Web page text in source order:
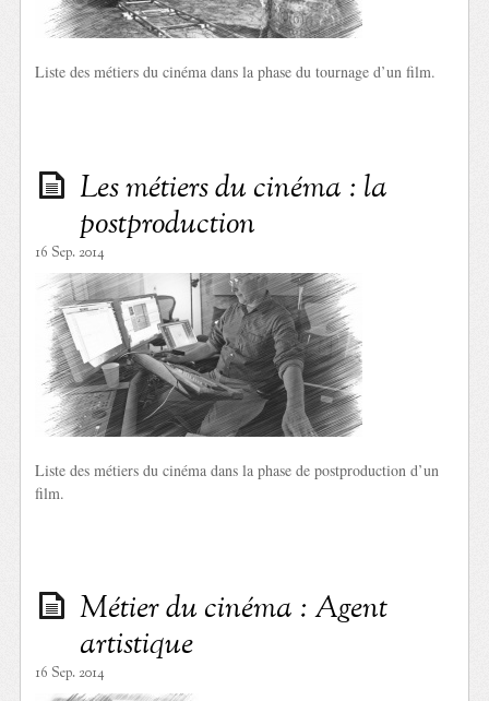
Liste des métiers du cinéma dans la phase du tournage d’un film.
Les métiers du cinéma : la
postproduction
16 Sep. 2014
Liste des métiers du cinéma dans la phase de postproduction d’un
film.
Métier du cinéma : Agent
artistique
16 Sep. 2014